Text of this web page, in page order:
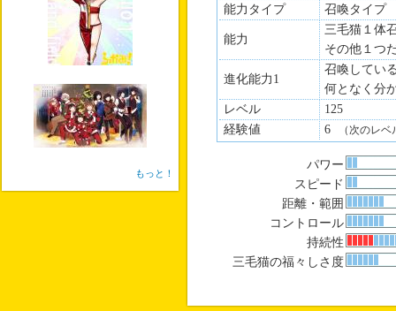
（共に友好度関係なし）
能力タイプ
召喚タイプ
能力
三毛猫１体
その他１つ
進化能力1
召喚してい
何となく分
レベル
125
経験値
6 （次のレ
パワー
スピード
距離・範囲
コントロール
持続性
三毛猫の福々しさ度
もっと！